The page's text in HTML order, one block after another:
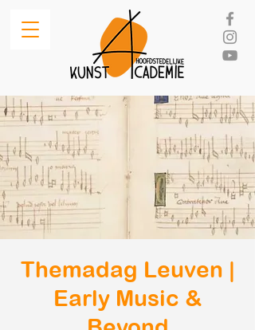
Themadag Leuven |
Early Music &